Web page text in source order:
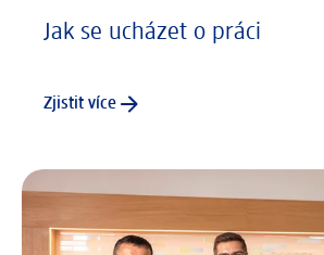
Jak se ucházet o práci
Zjistit více